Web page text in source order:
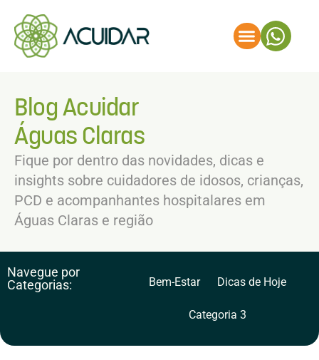
Blog Acuidar
Águas Claras
Fique por dentro das novidades, dicas e
insights sobre cuidadores de idosos, crianças,
PCD e acompanhantes hospitalares em
Águas Claras e região
Navegue por
Categorias:
Bem-Estar Dicas de Hoje
Categoria 3